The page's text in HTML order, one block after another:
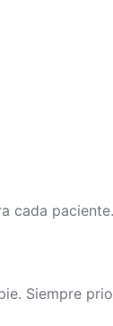
cada paciente.
Siempre